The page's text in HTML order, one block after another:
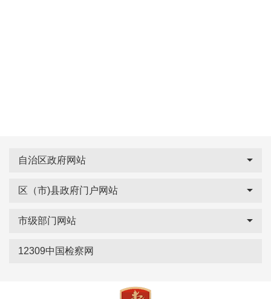
自治区政府网站
区（市)县政府门户网站
市级部门网站
12309中国检察网